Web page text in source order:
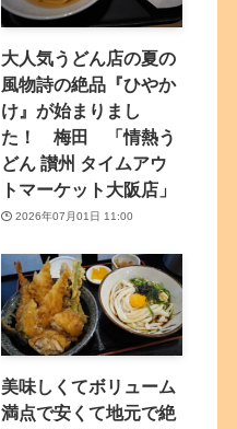
大人気うどん店の夏の
風物詩の絶品『ひやか
け』が始まりまし
た！ 梅田 「情熱う
どん 讃州 タイムアウ
トマーケット大阪店」
2026年07月01日 11:00
美味しくてボリューム
満点で安くて地元で絶